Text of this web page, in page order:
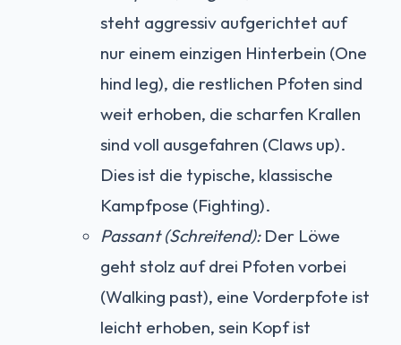
steht aggressiv aufgerichtet auf
nur einem einzigen Hinterbein (One
hind leg), die restlichen Pfoten sind
weit erhoben, die scharfen Krallen
sind voll ausgefahren (Claws up).
Dies ist die typische, klassische
Kampfpose (Fighting).
Passant (Schreitend):Der Löwe
geht stolz auf drei Pfoten vorbei
(Walking past), eine Vorderpfote ist
leicht erhoben, sein Kopf ist